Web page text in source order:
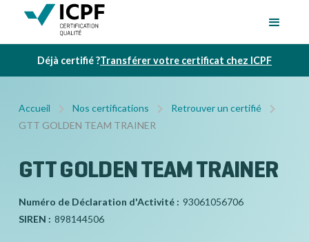
Déjà certifié ?Transférer votre certificat chez ICPF
Accueil Nos certifications
Retrouver un certifié
GTT GOLDEN TEAM TRAINER
GTT GOLDEN TEAM TRAINER
Numéro de Déclaration d'Activité : 93061056706
SIREN : 898144506